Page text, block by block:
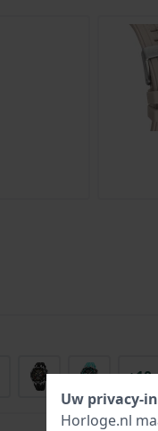
+10
Uw privacy-
Horloge.nl